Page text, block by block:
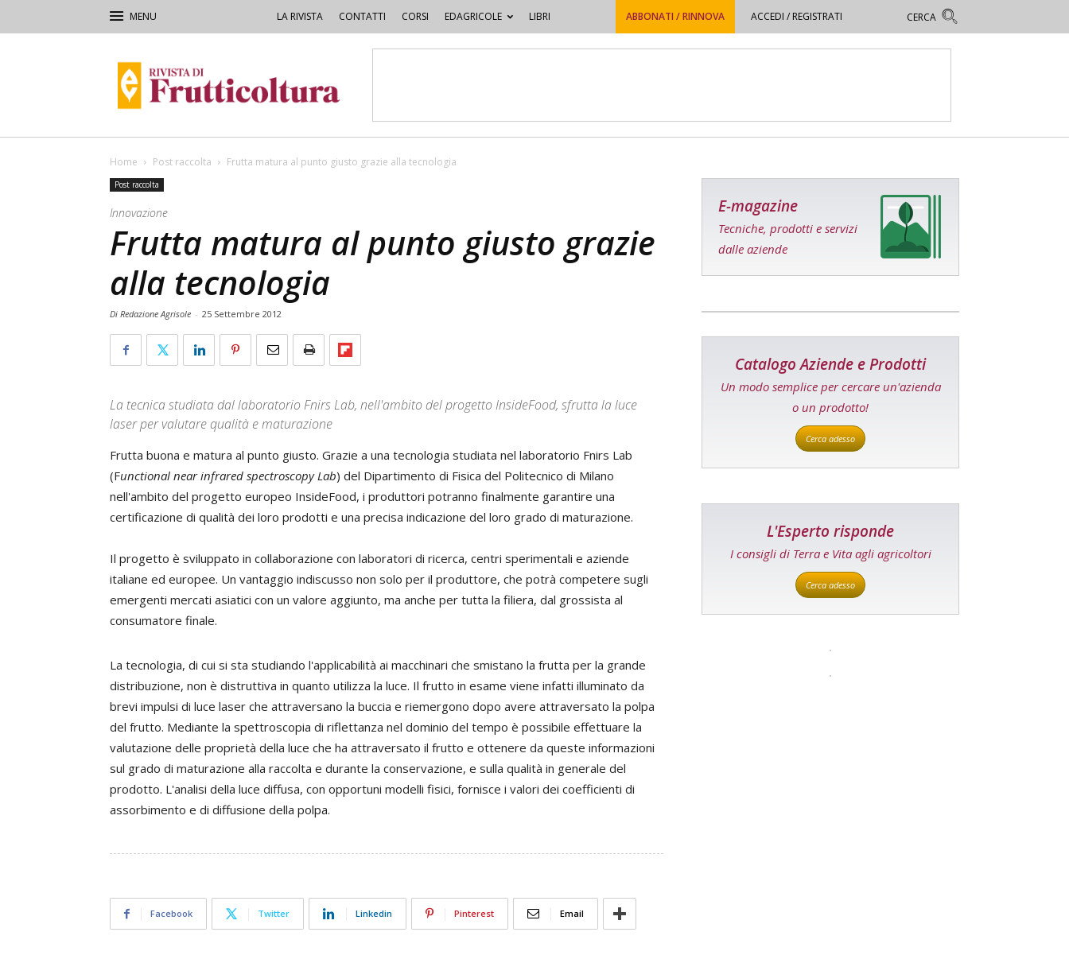
LA RIVISTA CONTATTI CORSI EDAGRICOLE LIBRI ABBONATI / RINNOVA ACCEDI / REGISTRATI
di
Frutticoltura
Home Post raccolta Frutta matura al punto giusto grazie alla tecnologia
Post raccolta
Innovazione
Frutta matura al punto giusto grazie
alla tecnologia
Di Redazione Agrisole - 25 Settembre 2012
La tecnica studiata dal laboratorio Fnirs Lab, nell'ambito del progetto InsideFood, sfrutta la luce
laser per valutare qualità e maturazione
Frutta buona e matura al punto giusto. Grazie a una tecnologia studiata nel laboratorio Fnirs Lab
(Functional near infrared spectroscopy Lab) del Dipartimento di Fisica del Politecnico di Milano
nell'ambito del progetto europeo InsideFood, i produttori potranno finalmente garantire una
certificazione di qualità dei loro prodotti e una precisa indicazione del loro grado di maturazione.
Il progetto è sviluppato in collaborazione con laboratori di ricerca, centri sperimentali e aziende
italiane ed europee. Un vantaggio indiscusso non solo per il produttore, che potrà competere sugli
emergenti mercati asiatici con un valore aggiunto, ma anche per tutta la filiera, dal grossista al
consumatore finale.
La tecnologia, di cui si sta studiando l'applicabilità ai macchinari che smistano la frutta per la grande
distribuzione, non è distruttiva in quanto utilizza la luce. Il frutto in esame viene infatti illuminato da
brevi impulsi di luce laser che attraversano la buccia e riemergono dopo avere attraversato la polpa
del frutto. Mediante la spettroscopia di riflettanza nel dominio del tempo è possibile effettuare la
valutazione delle proprietà della luce che ha attraversato il frutto e ottenere da queste informazioni
sul grado di maturazione alla raccolta e durante la conservazione, e sulla qualità in generale del
prodotto. L'analisi della luce diffusa, con opportuni modelli fisici, fornisce i valori dei coefficienti di
assorbimento e di diffusione della polpa.
Facebook Twitter Linkedin Pinterest Email
E-magazine
Tecniche, prodotti e servizi
dalle aziende
Catalogo Aziende e Prodotti
Un modo semplice per cercare un'azienda
o un prodotto!
Cerca adesso
L'Esperto risponde
I consigli di Terra e Vita agli agricoltori
Cerca adesso